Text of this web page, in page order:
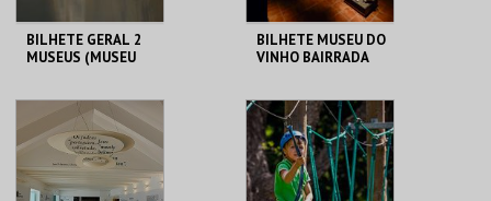
BILHETE GERAL 2
MUSEUS (MUSEU
DUAS RODAS)
MUSEU DO VINHO
BAIRRADA
MAIS INFO
BILHETE MUSEU DO
VINHO BAIRRADA
MUSEU DO VINHO
BAIRRADA
MAIS INFO